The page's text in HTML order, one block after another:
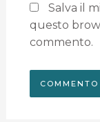
Salva il
questo
commento.